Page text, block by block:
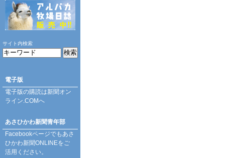
サイト内検索
電子版
電子版の購読は新聞オン
ライン.COMへ
あさひかわ新聞青年部
Facebookページでもあさ
ひかわ新聞ONLINEをご
活用ください。